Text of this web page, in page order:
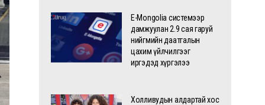
E-Mongolia системээр
дамжуулан 2.9 сая гаруй
нийгмийн даатгалын
цахим үйлчилгээг
иргэдэд хүргэлээ
Холливудын алдартай хос